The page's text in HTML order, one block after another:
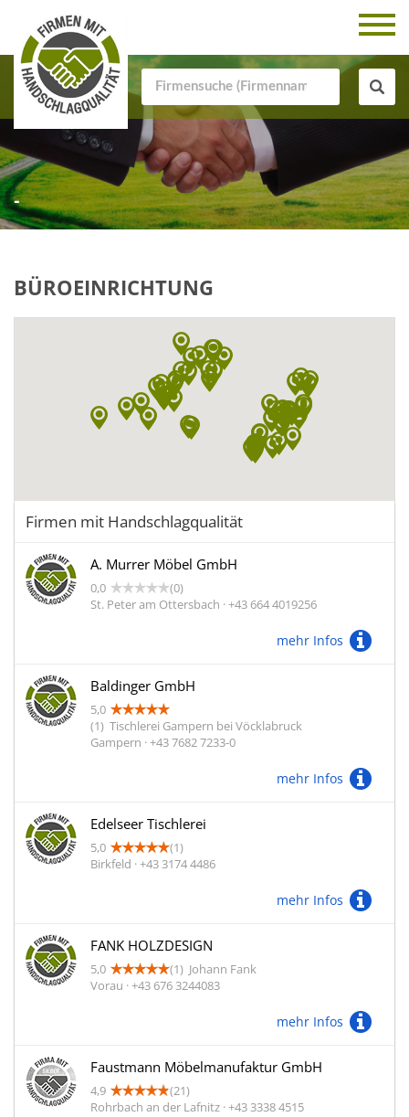
-
BÜROEINRICHTUNG
Firmen mit Handschlagqualität
A. Murrer Möbel GmbH
0,0
(0)
St. Peter am Ottersbach · +43 664 4019256
mehr Infos
Baldinger GmbH
5,0
(1) Tischlerei Gampern bei Vöcklabruck
Gampern · +43 7682 7233-0
mehr Infos
Edelseer Tischlerei
5,0
(1)
Birkfeld · +43 3174 4486
mehr Infos
FANK HOLZDESIGN
5,0 (1) Johann Fank
Vorau · +43 676 3244083
mehr Infos
Faustmann Möbelmanufaktur GmbH
4,9
(21)
Rohrbach an der Lafnitz · +43 3338 4515